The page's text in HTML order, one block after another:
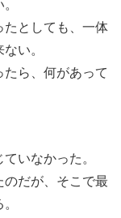
としても、一体
い。
ら、何があって
いなかった。
のだが、そこで最